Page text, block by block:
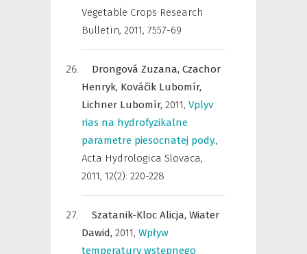
Vegetable Crops Research
Bulletin, 2011, 7557-69
Drongová Zuzana, Czachor
Henryk, Kováčik Lubomír,
Lichner Lubomír, 2011, Vplyv
rias na hydrofyzikalne
parametre piesocnatej pody.,
Acta Hydrologica Slovaca,
2011, 12(2): 220-228
Szatanik-Kloc Alicja, Wiater
Dawid, 2011, Wpływ
temperatury wstępnego